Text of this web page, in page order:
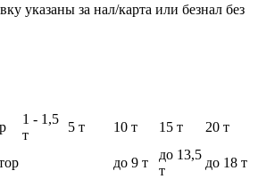
указаны за нал/карта или безнал без
1 - 1,5
т
5 т 10 т 15 т 20 т
до 9 т
до 13,5
т
до 18 т